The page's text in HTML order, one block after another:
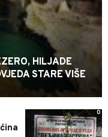
HILJADE
STARE VIŠE
0